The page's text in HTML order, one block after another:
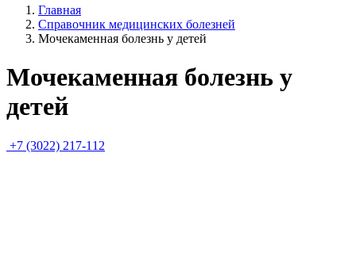
Главная
Справочник медицинских болезней
Мочекаменная болезнь у детей
Мочекаменная болезнь у
детей
+7 (3022) 217-112